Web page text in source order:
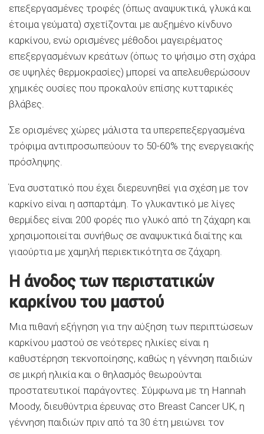
επεξεργασμένες τροφές (όπως αναψυκτικά, γλυκά και
έτοιμα γεύματα) σχετίζονται με αυξημένο κίνδυνο
καρκίνου, ενώ ορισμένες μέθοδοι μαγειρέματος
επεξεργασμένων κρεάτων (όπως το ψήσιμο στη σχάρα
σε υψηλές θερμοκρασίες) μπορεί να απελευθερώσουν
χημικές ουσίες που προκαλούν επίσης κυτταρικές
βλάβες.
Σε ορισμένες χώρες μάλιστα τα υπερεπεξεργασμένα
τρόφιμα αντιπροσωπεύουν το 50-60% της ενεργειακής
πρόσληψης.
Ένα συστατικό που έχει διερευνηθεί για σχέση με τον
καρκίνο είναι η ασπαρτάμη. Το γλυκαντικό με λίγες
θερμίδες είναι 200 φορές πιο γλυκό από τη ζάχαρη και
χρησιμοποιείται συνήθως σε αναψυκτικά διαίτης και
γιαούρτια με χαμηλή περιεκτικότητα σε ζάχαρη.
Η άνοδος των περιστατικών
καρκίνου του μαστού
Μια πιθανή εξήγηση για την αύξηση των περιπτώσεων
καρκίνου μαστού σε νεότερες ηλικίες είναι η
καθυστέρηση τεκνοποίησης, καθώς η γέννηση παιδιών
σε μικρή ηλικία και ο θηλασμός θεωρούνται
προστατευτικοί παράγοντες. Σύμφωνα με τη Hannah
Moody, διευθύντρια έρευνας στο Breast Cancer UK, η
γέννηση παιδιών πριν από τα 30 έτη μειώνει τον